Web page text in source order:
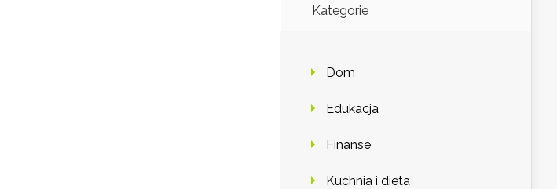
Kategorie
Dom
Edukacja
Finanse
Kuchnia i dieta